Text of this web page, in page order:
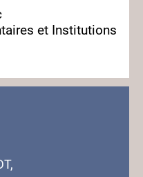
et Institutions